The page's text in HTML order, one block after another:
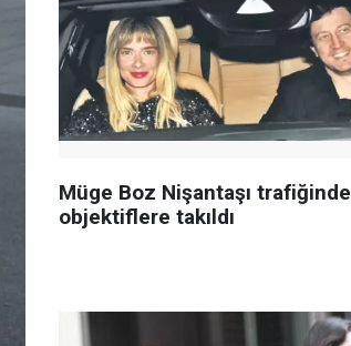
Müge Boz Nişantaşı trafiğinde
objektiflere takıldı